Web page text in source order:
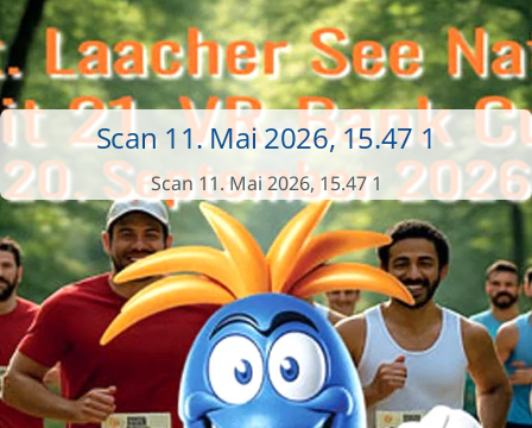
Unsere 5 Säulen
Ausschreibung
Anmeldung
Teilnehmer
Ergebnisse
Scan 11. Mai 2026, 15.47 1
Scan 11. Mai 2026, 15.47 1